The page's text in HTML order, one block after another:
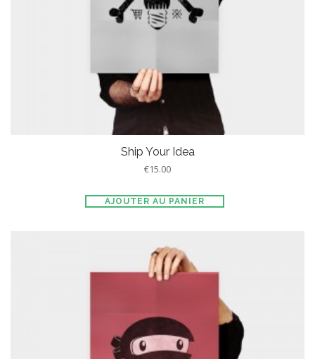
Ship Your Idea
€15.00
AJOUTER AU PANIER